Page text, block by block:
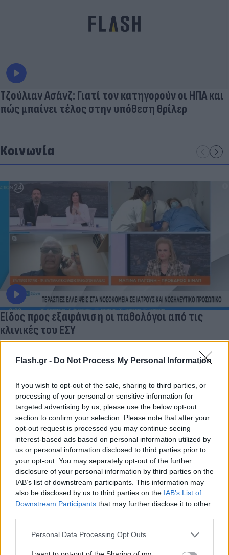
Flash.gr - Do Not Process My Personal Information
If you wish to opt-out of the sale, sharing to third parties, or
processing of your personal or sensitive information for
targeted advertising by us, please use the below opt-out
section to confirm your selection. Please note that after your
opt-out request is processed you may continue seeing
interest-based ads based on personal information utilized by
us or personal information disclosed to third parties prior to
your opt-out. You may separately opt-out of the further
disclosure of your personal information by third parties on the
IAB’s list of downstream participants. This information may
also be disclosed by us to third parties on the IAB’s List of
Downstream Participants that may further disclose it to other
Please note that this website/app uses one or more Google
Personal Data Processing Opt Outs
Τζούλιαν Ασάνζ: Γιατί τον κατηγορούν οι ΗΠΑ και
πώς μπαίνει τέλος στην υπόθεση θρίλερ
Κοινωνία
Είδος προς εξαφάνιση οι παθολόγοι από τις
κλινικές του ΕΣΥ
Lifestyle Videos